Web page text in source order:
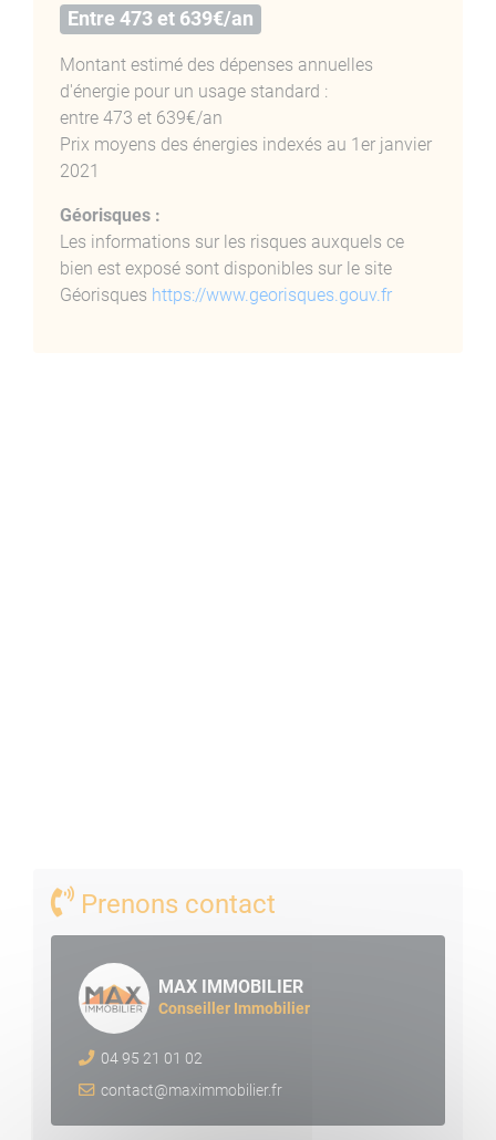
Superficie annexe :
Terrasse :7.60m²
Acheter un appartement route des
Sanguinaires
Cet appartement est situé au début de la célèbre route
La résidence est idéalement située à proximité
immédiate des plus belles plages, des commerces ,
école et à 5 min du centre ville.
Entre 473 et 639€/an
Montant estimé des dépenses annuelles
d'énergie pour un usage standard :
entre 473 et 639€/an
Prix moyens des énergies indexés au 1er janvier
2021
Géorisques :
Les informations sur les risques auxquels ce
bien est exposé sont disponibles sur le site
Géorisques https://www.georisques.gouv.fr
Prenons contact
MAX IMMOBILIER
Conseiller Immobilier
04 95 21 01 02
contact@maximmobilier.fr